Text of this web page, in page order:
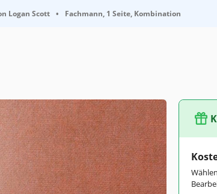
Logan Scott • Fachmann, 1 Seite, Kombination